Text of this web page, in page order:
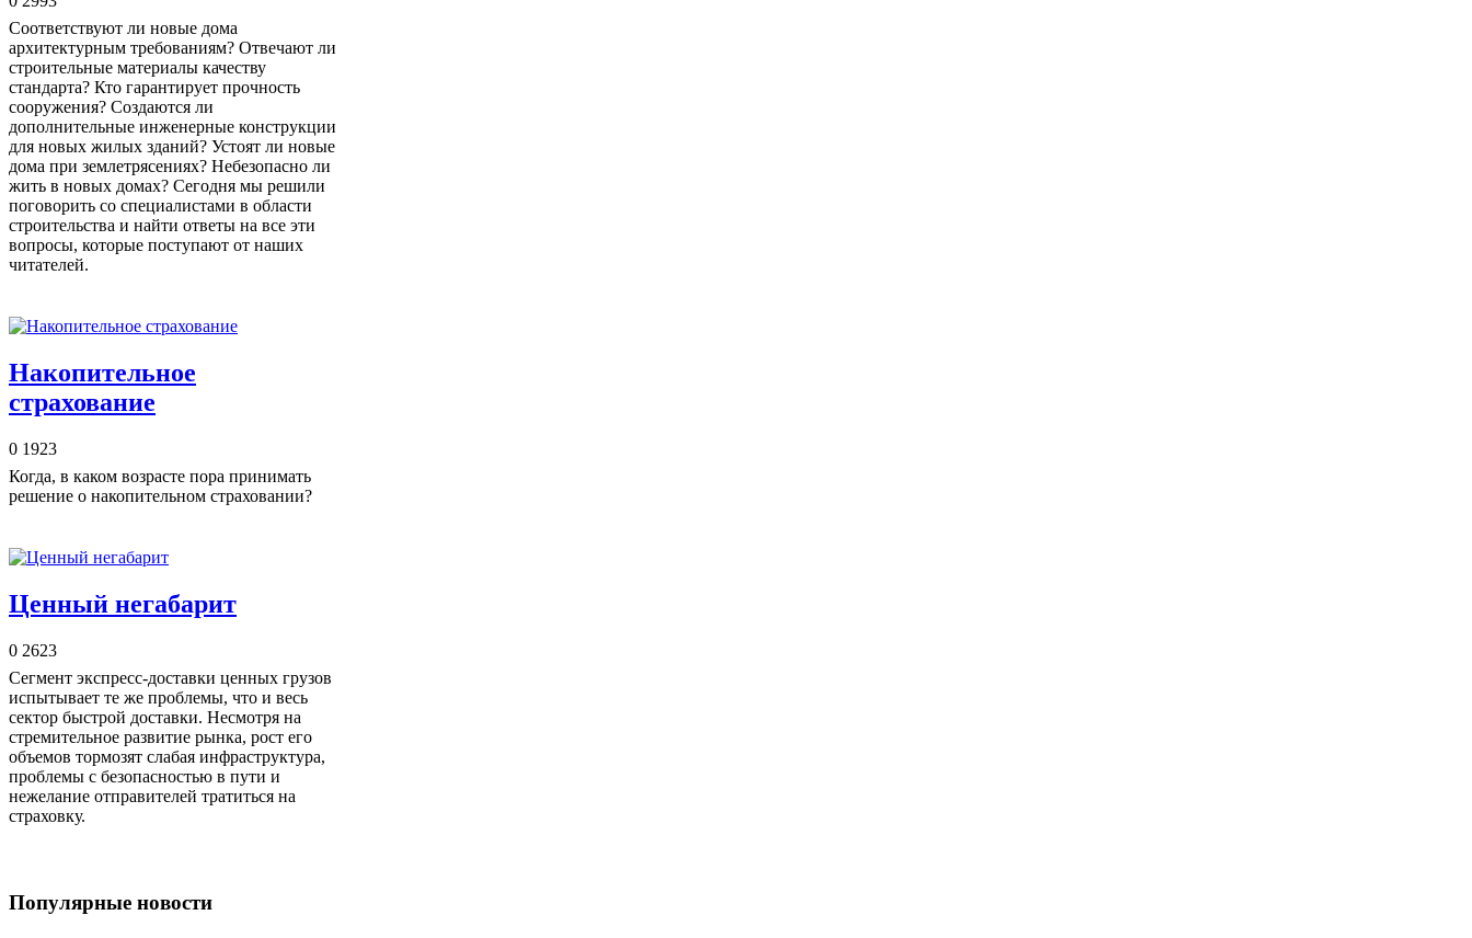
Соответствуют ли новые дома
архитектурным требованиям? Отвечают ли
строительные материалы качеству
стандарта? Кто гарантирует прочность
сооружения? Создаются ли
дополнительные инженерные конструкции
для новых жилых зданий? Устоят ли новые
дома при землетрясениях? Небезопасно ли
жить в новых домах? Сегодня мы решили
поговорить со специалистами в области
строительства и найти ответы на все эти
вопросы, которые поступают от наших
читателей.
Накопительное
страхование
0 1923
Когда, в каком возрасте пора принимать
решение о накопительном страховании?
Ценный негабарит
0 2623
Сегмент экспресс-доставки ценных грузов
испытывает те же проблемы, что и весь
сектор быстрой доставки. Несмотря на
стремительное развитие рынка, рост его
объемов тормозят слабая инфраструктура,
проблемы с безопасностью в пути и
нежелание отправителей тратиться на
страховку.
Популярные новости